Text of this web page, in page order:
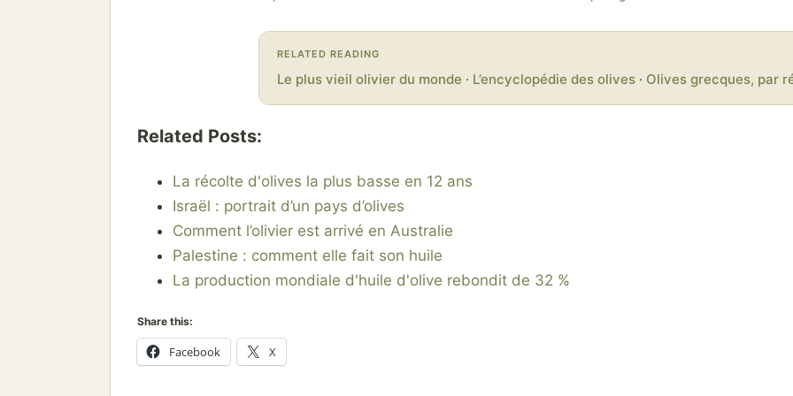
RELATED READING
Le plus vieil olivier du monde · L’encyclopédie des olives · Olives grecques, par
Related Posts:
La récolte d'olives la plus basse en 12 ans
Israël : portrait d’un pays d’olives
Comment l’olivier est arrivé en Australie
Palestine : comment elle fait son huile
La production mondiale d'huile d'olive rebondit de 32 %
Share this:
Facebook X